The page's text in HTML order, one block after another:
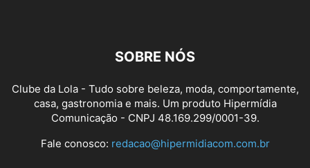
SOBRE NÓS
Clube da Lola - Tudo sobre beleza, moda, comportamente,
casa, gastronomia e mais. Um produto Hipermídia
Comunicação - CNPJ 48.169.299/0001-39.
Fale conosco: redacao@hipermidiacom.com.br